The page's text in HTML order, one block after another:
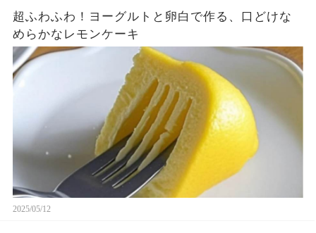
超ふわふわ！ヨーグルトと卵白で作る、口どけな
めらかなレモンケーキ
2025/05/12